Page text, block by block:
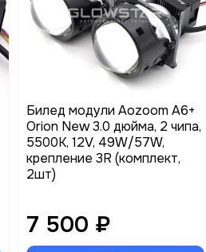
Билед модули Aozoom A6+
Orion New 3.0 дюйма, 2 чипа,
5500K, 12V, 49W/57W,
крепление 3R (комплект,
2шт)
7 500 ₽